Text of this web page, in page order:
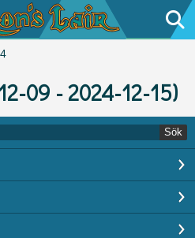
09 - 2024-12-15)
Sök